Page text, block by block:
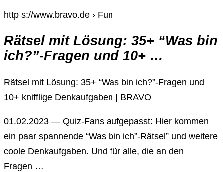
http s://www.bravo.de › Fun
Rätsel mit Lösung: 35+ “Was bin
ich?”-Fragen und 10+ …
Rätsel mit Lösung: 35+ “Was bin ich?”-Fragen und
10+ knifflige Denkaufgaben | BRAVO
01.02.2023 — Quiz-Fans aufgepasst: Hier kommen
ein paar spannende “Was bin ich”-Rätsel” und weitere
coole Denkaufgaben. Und für alle, die an den
Fragen …